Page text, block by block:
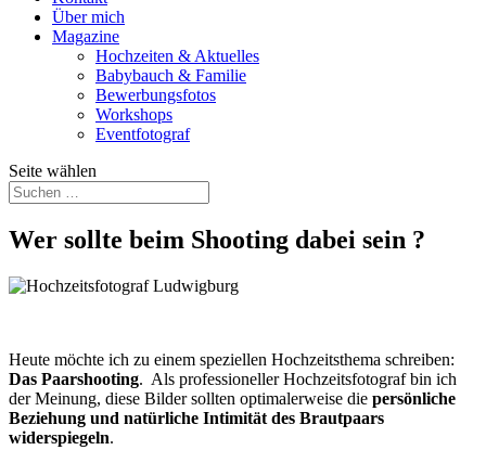
Über mich
Magazine
Hochzeiten & Aktuelles
Babybauch & Familie
Bewerbungsfotos
Workshops
Eventfotograf
Seite wählen
Wer sollte beim Shooting dabei sein ?
Heute möchte ich zu einem speziellen Hochzeitsthema schreiben:
Das Paarshooting. Als professioneller Hochzeitsfotograf bin ich
der Meinung, diese Bilder sollten optimalerweise die persönliche
Beziehung und natürliche Intimität des Brautpaars
widerspiegeln.